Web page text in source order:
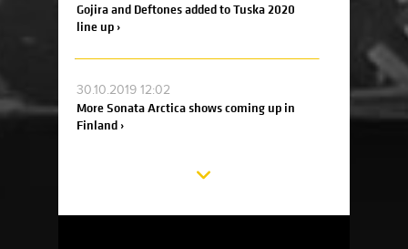
Gojira and Deftones added to Tuska 2020
line up ›
30.10.2019 12:02
More Sonata Arctica shows coming up in
Finland ›